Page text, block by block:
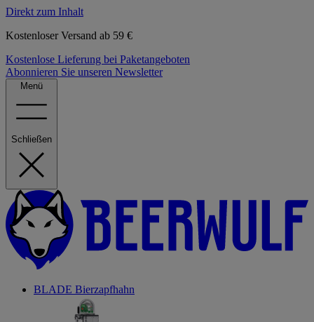
Direkt zum Inhalt
Kostenloser Versand ab 59 €
Kostenlose Lieferung bei Paketangeboten
Abonnieren Sie unseren Newsletter
Menü
Schließen
BLADE Bierzapfhahn